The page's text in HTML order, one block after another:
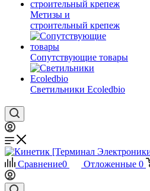
Метизы и
строительный крепеж
Сопутствующие товары
Светильники Ecoledbio
Сравнение0 Отложенные 0